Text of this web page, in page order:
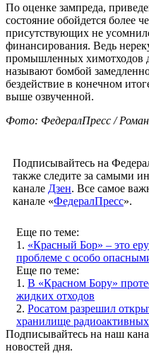
По оценке зампреда,
состояние обойдется более
присутствующих не
финансирования. Ведь
промышленных химотходов
называют бомбой
бездействие в конечном
выше озвученной.
Фото: ФедералПресс /
Подписывайтесь на
также следите за самыми
канале Дзен. Все самое
канале «ФедералПресс».
Еще по теме:
1. «Красный Бор» – это
проблеме с особо
Еще по теме:
1. В «Красном Бору»
жидких отходов
2. Росатом разрешил
хранилище радиоактивных
Подписывайтесь на наш
новостей дня.